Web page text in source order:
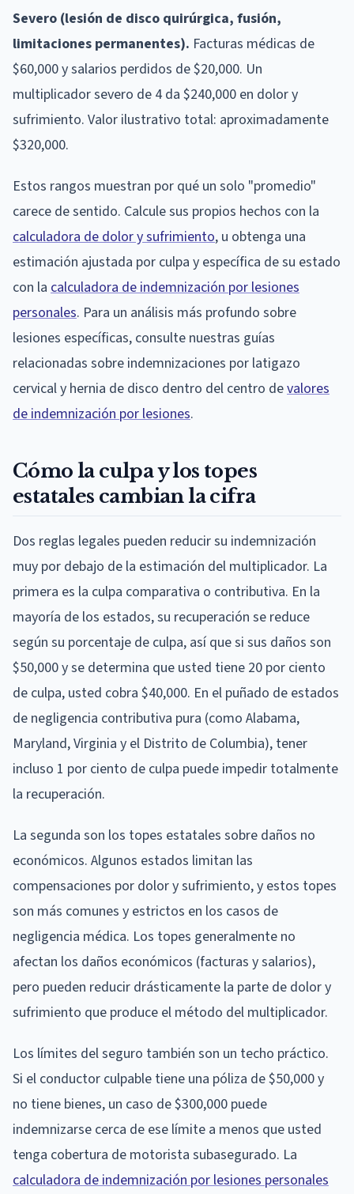
Severo (lesión de disco quirúrgica, fusión,
limitaciones permanentes). Facturas médicas de
$60,000 y salarios perdidos de $20,000. Un
multiplicador severo de 4 da $240,000 en dolor y
sufrimiento. Valor ilustrativo total: aproximadamente
$320,000.
Estos rangos muestran por qué un solo "promedio"
carece de sentido. Calcule sus propios hechos con la
calculadora de dolor y sufrimiento, u obtenga una
estimación ajustada por culpa y específica de su estado
con la calculadora de indemnización por lesiones
personales. Para un análisis más profundo sobre
lesiones específicas, consulte nuestras guías
relacionadas sobre indemnizaciones por latigazo
cervical y hernia de disco dentro del centro devalores
de indemnización por lesiones.
Cómo la culpa y los topes
estatales cambian la cifra
Dos reglas legales pueden reducir su indemnización
muy por debajo de la estimación del multiplicador. La
primera es la culpa comparativa o contributiva. En la
mayoría de los estados, su recuperación se reduce
según su porcentaje de culpa, así que si sus daños son
$50,000 y se determina que usted tiene 20 por ciento
de culpa, usted cobra $40,000. En el puñado de estados
de negligencia contributiva pura (como Alabama,
Maryland, Virginia y el Distrito de Columbia), tener
incluso 1 por ciento de culpa puede impedir totalmente
la recuperación.
La segunda son los topes estatales sobre daños no
económicos. Algunos estados limitan las
compensaciones por dolor y sufrimiento, y estos topes
son más comunes y estrictos en los casos de
negligencia médica. Los topes generalmente no
afectan los daños económicos (facturas y salarios),
pero pueden reducir drásticamente la parte de dolor y
sufrimiento que produce el método del multiplicador.
Los límites del seguro también son un techo práctico.
Si el conductor culpable tiene una póliza de $50,000 y
no tiene bienes, un caso de $300,000 puede
indemnizarse cerca de ese límite a menos que usted
tenga cobertura de motorista subasegurado. La
calculadora de indemnización por lesiones personales